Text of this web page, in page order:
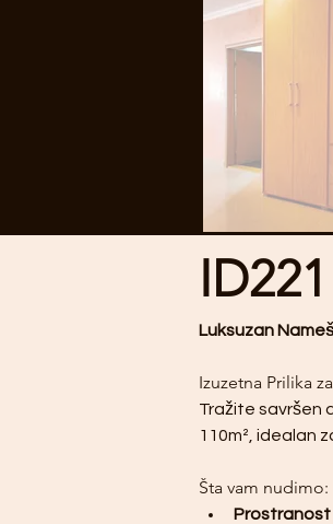
Luksuzan
Izuzetna Prilika
Tražite savršen
110m², idealan
Šta vam nudimo:
Prostranost